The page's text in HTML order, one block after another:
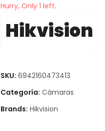
Hurry, Only 1 left.
Hikvision
SKU: 6942160473413
Categoría: Cámaras
Brands: Hikvision